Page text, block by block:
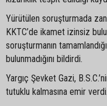
Yürütülen soruşturmada
KKTC’de ikamet izinsiz
soruşturmanın
bulunmadığını bildirdi.
Yargıç Şevket Gazi,
tutuklu kalmasına emir verdi.